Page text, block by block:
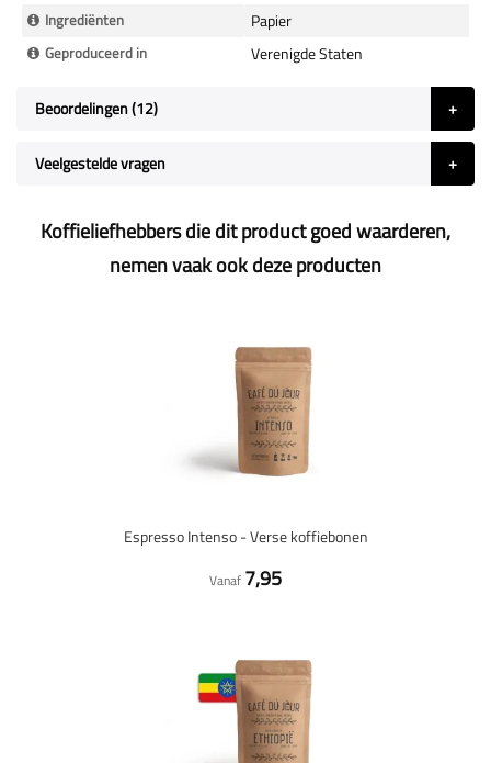
Ingrediënten Papier
Geproduceerd in Verenigde Staten
Beoordelingen 12
Veelgestelde vragen
Koffieliefhebbers die dit product goed waarderen,
nemen vaak ook deze producten
Espresso Intenso - Verse koffiebonen
Vanaf 7,95